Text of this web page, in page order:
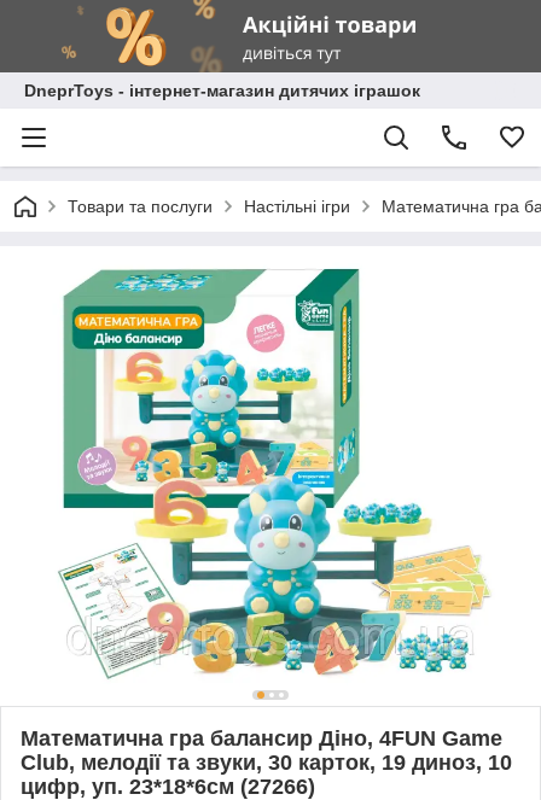
DneprToys - інтернет-магазин дитячих іграшок
Товари та послуги Настільні ігри Математична гра
Математична гра балансир Діно, 4FUN Game
Club, мелодії та звуки, 30 карток, 19 диноз, 10
цифр, уп. 23*18*6см (27266)